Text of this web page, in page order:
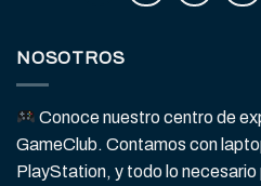
NOSOTROS
Conoce nuestro centro de
GameClub. Contamos con
PlayStation, y todo lo necesario